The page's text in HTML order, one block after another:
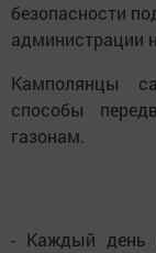
безопасности
администрации
Камполянцы
способы
газонам.
- Каждый день